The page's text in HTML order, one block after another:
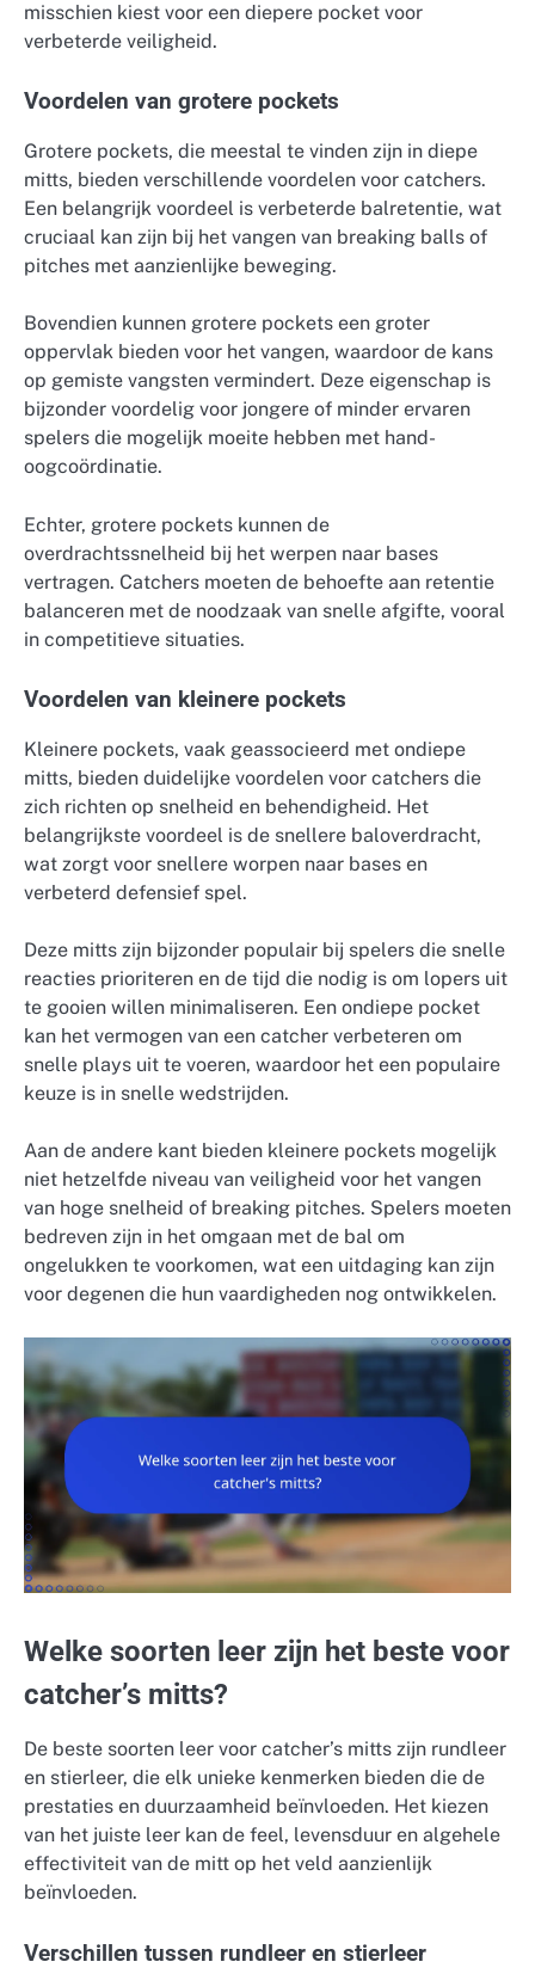
misschien kiest voor een diepere pocket voor
verbeterde veiligheid.
Voordelen van grotere pockets
Grotere pockets, die meestal te vinden zijn in diepe
mitts, bieden verschillende voordelen voor catchers.
Een belangrijk voordeel is verbeterde balretentie, wat
cruciaal kan zijn bij het vangen van breaking balls of
pitches met aanzienlijke beweging.
Bovendien kunnen grotere pockets een groter
oppervlak bieden voor het vangen, waardoor de kans
op gemiste vangsten vermindert. Deze eigenschap is
bijzonder voordelig voor jongere of minder ervaren
spelers die mogelijk moeite hebben met hand-
oogcoördinatie.
Echter, grotere pockets kunnen de
overdrachtssnelheid bij het werpen naar bases
vertragen. Catchers moeten de behoefte aan retentie
balanceren met de noodzaak van snelle afgifte, vooral
in competitieve situaties.
Voordelen van kleinere pockets
Kleinere pockets, vaak geassocieerd met ondiepe
mitts, bieden duidelijke voordelen voor catchers die
zich richten op snelheid en behendigheid. Het
belangrijkste voordeel is de snellere baloverdracht,
wat zorgt voor snellere worpen naar bases en
verbeterd defensief spel.
Deze mitts zijn bijzonder populair bij spelers die snelle
reacties prioriteren en de tijd die nodig is om lopers uit
te gooien willen minimaliseren. Een ondiepe pocket
kan het vermogen van een catcher verbeteren om
snelle plays uit te voeren, waardoor het een populaire
keuze is in snelle wedstrijden.
Aan de andere kant bieden kleinere pockets mogelijk
niet hetzelfde niveau van veiligheid voor het vangen
van hoge snelheid of breaking pitches. Spelers moeten
bedreven zijn in het omgaan met de bal om
ongelukken te voorkomen, wat een uitdaging kan zijn
voor degenen die hun vaardigheden nog ontwikkelen.
Welke soorten leer zijn het beste voor
catcher’s mitts?
De beste soorten leer voor catcher’s mitts zijn rundleer
en stierleer, die elk unieke kenmerken bieden die de
prestaties en duurzaamheid beïnvloeden. Het kiezen
van het juiste leer kan de feel, levensduur en algehele
effectiviteit van de mitt op het veld aanzienlijk
beïnvloeden.
Verschillen tussen rundleer en stierleer